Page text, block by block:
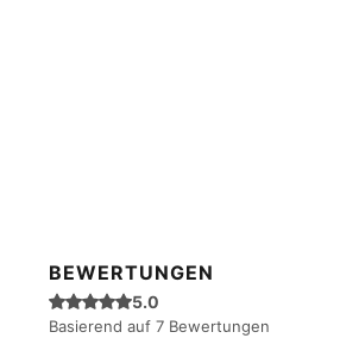
BEWERTUNGEN
Mit 5 von 5 Sternen bewertet.
5.0
Basierend auf 7 Bewertungen